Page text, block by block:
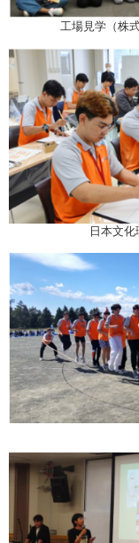
工場見学（株
日本文化